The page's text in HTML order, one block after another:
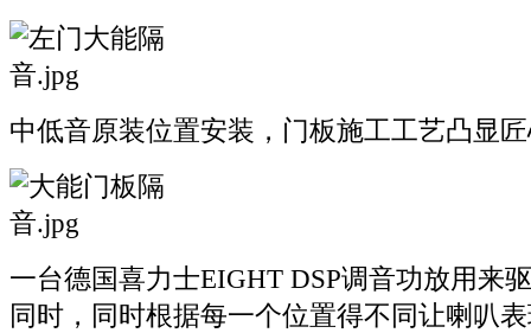
中低音原装位置安装，门板施工工艺凸显
一台德国喜力士EIGHT DSP调音功放用来
同时，同时根据每一个位置得不同让喇叭